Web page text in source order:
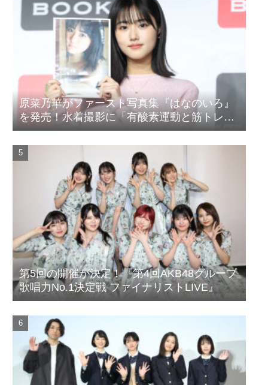
原菜乃華がファースト写真集『はなのいろ』
を発売！水着撮影に「有酸素運動と筋トレを
頑張りました」
第5回の開催が決定！『第4回AKB48グループ
歌唱力No.1決定戦 ファイナリストLIVE』